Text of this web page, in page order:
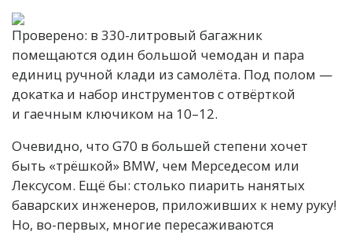
Проверено: в 330-литровый багажник
помещаются один большой чемодан и пара
единиц ручной клади из самолёта. Под полом —
докатка и набор инструментов с отвёрткой
и гаечным ключиком на 10–12.
Очевидно, что G70 в большей степени хочет
быть «трёшкой» BMW, чем Мерседесом или
Лексусом. Ещё бы: столько пиарить нанятых
баварских инженеров, приложивших к нему руку!
Но, во-первых, многие пересаживаются